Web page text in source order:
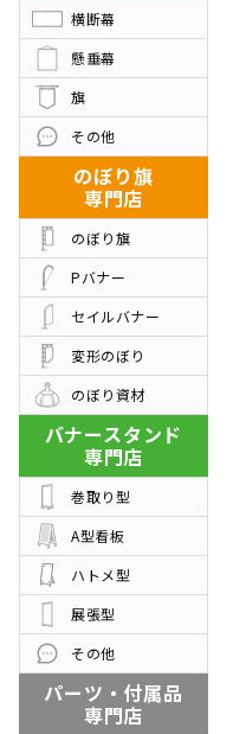
横断幕
懸垂幕
旗
その他
のぼり旗
専門店
のぼり旗
Pバナー
セイルバナー
変形のぼり
のぼり資材
バナースタンド
専門店
巻取り型
A型看板
ハトメ型
展張型
その他
パーツ・付属品
専門店